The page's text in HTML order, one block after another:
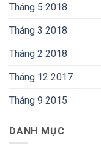
Tháng 5 2018
Tháng 3 2018
Tháng 2 2018
Tháng 12 2017
Tháng 9 2015
DANH MỤC